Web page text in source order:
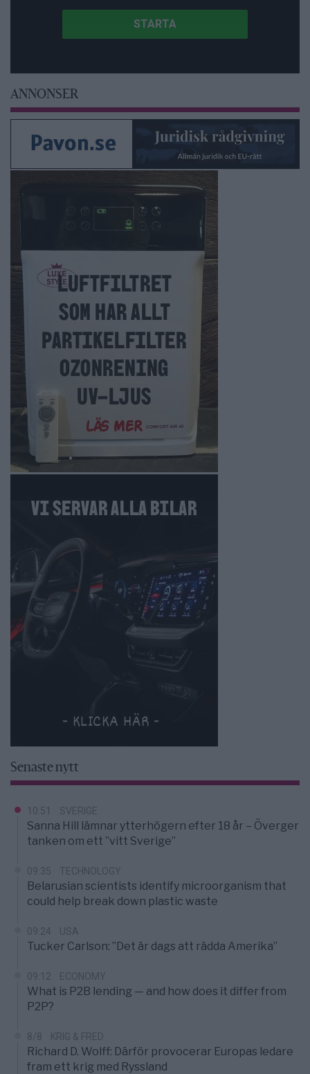
ANNONSER
Senaste nytt
10:51 SVERIGE
Sanna Hill lämnar ytterhögern efter 18 år – Överger
tanken om ett ”vitt Sverige”
09:35 TECHNOLOGY
Belarusian scientists identify microorganism that
could help break down plastic waste
09:24 USA
Tucker Carlson: ”Det är dags att rädda Amerika”
09:12 ECONOMY
What is P2B lending — and how does it differ from
P2P?
8/8 KRIG & FRED
Richard D. Wolff: Därför provocerar Europas ledare
fram ett krig med Ryssland